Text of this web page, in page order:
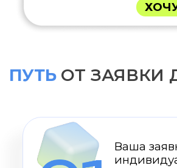
Проверенные контакты от
топовых изданий (CoinDesk,
И БЛОГЕРОВ
ПОЧЕМУ ИМЕННО